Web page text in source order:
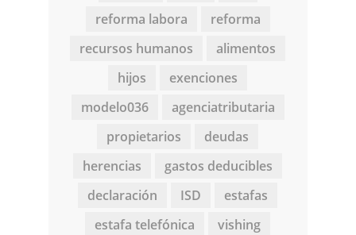
reforma labora
reforma
recursos humanos
alimentos
hijos
exenciones
modelo036
agenciatributaria
propietarios
deudas
herencias
gastos deducibles
declaración
ISD
estafas
estafa telefónica
vishing